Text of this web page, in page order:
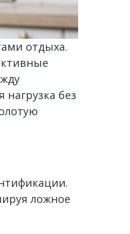
отдыха.
без
ложное